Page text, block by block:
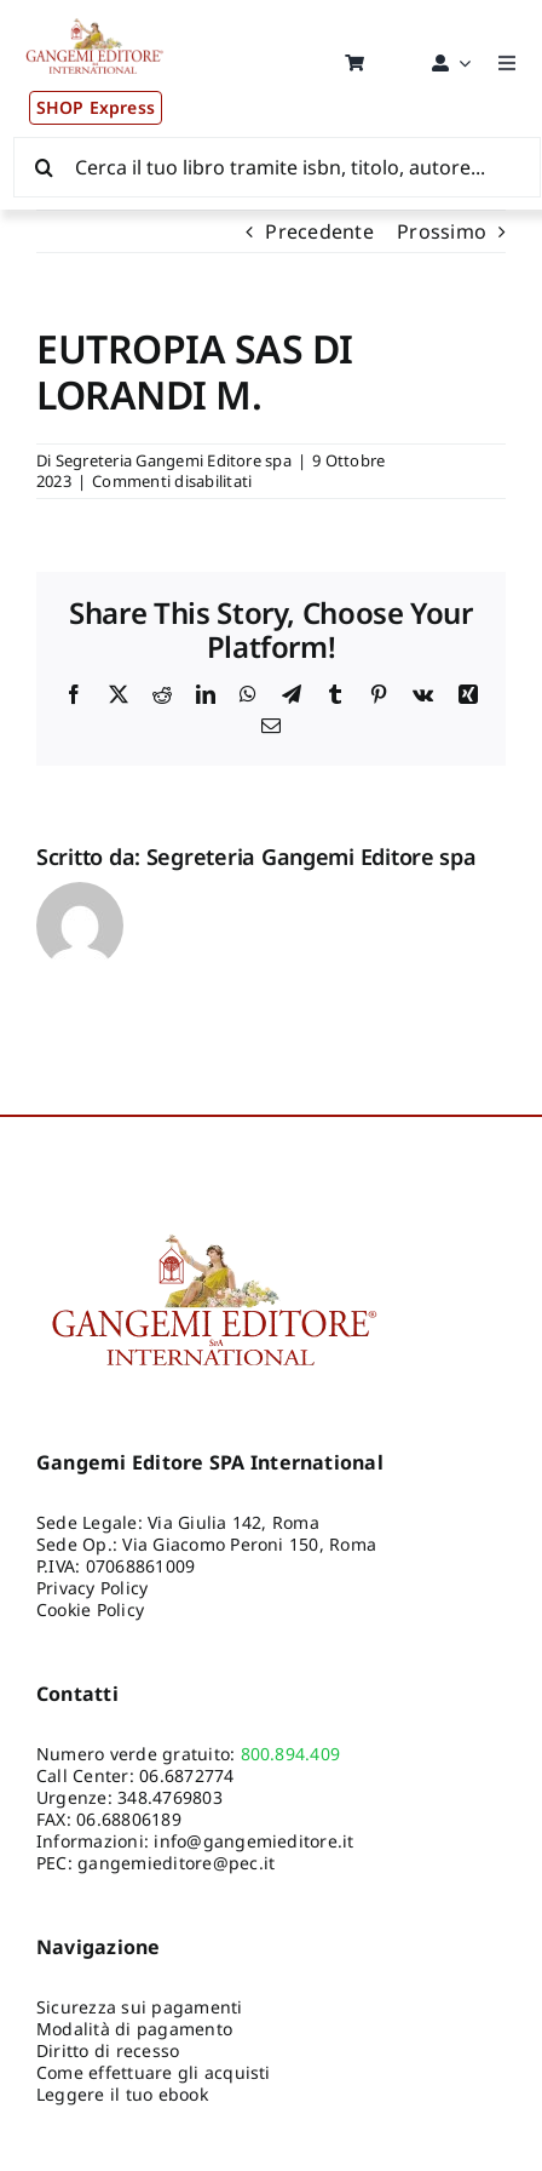
contenuto
SHOP Express
Pubblicazioni
News ed Eventi
CONSIP / MEPA / ANVUR / CINECA
Proposte di pubblicazione
Gangemi Editore
per:
Precedente Prossimo
EUTROPIA SAS DI
LORANDI M.
Di Segreteria Gangemi Editore spa | 9 Ottobre
2023 | Commenti disabilitatisu
Share This Story, Choose Your
Platform!
Facebook
X RedditLinkedInWhatsApp
TelegramTumblr Pinterest
Vk
Xing
Email
Scritto da: Segreteria Gangemi Editore spa
Gangemi Editore SPA International
Sede Legale: Via Giulia 142, Roma
Sede Op.: Via Giacomo Peroni 150, Roma
P.IVA: 07068861009
Privacy Policy
Cookie Policy
Contatti
Numero verde gratuito: 800.894.409
Call Center:06.6872774
Urgenze:348.4769803
FAX: 06.68806189
Informazioni: info@gangemieditore.it
PEC: gangemieditore@pec.it
Navigazione
Sicurezza sui pagamenti
Modalità di pagamento
Diritto di recesso
Come effettuare gli acquisti
Leggere il tuo ebook